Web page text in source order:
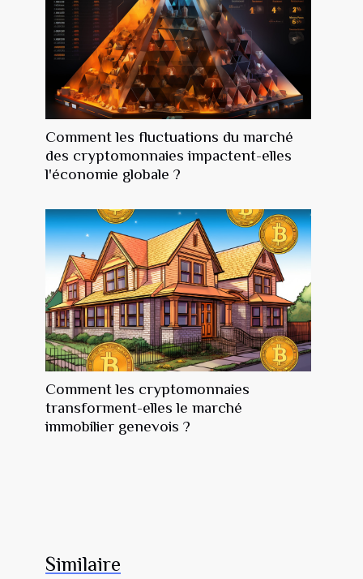
Comment les fluctuations du marché
des cryptomonnaies impactent-elles
l'économie globale ?
Comment les cryptomonnaies
transforment-elles le marché
immobilier genevois ?
Similaire